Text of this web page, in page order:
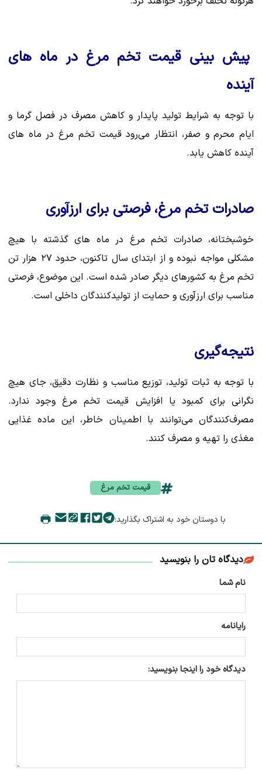
پیش بینی قیمت تخم مرغ در ماه های
آینده
با توجه به شرایط تولید پایدار و کاهش مصرف در فصل گرما و
ایام محرم و صفر، انتظار می‌رود قیمت تخم مرغ در ماه های
آینده کاهش یابد.
صادرات تخم مرغ، فرصتی برای ارزآوری
خوشبختانه، صادرات تخم مرغ در ماه های گذشته با هیچ
مشکلی مواجه نبوده و از ابتدای سال تاکنون، حدود ۲۷ هزار تن
تخم مرغ به کشورهای دیگر صادر شده است. این موضوع، فرصتی
مناسب برای ارزآوری و حمایت از تولیدکنندگان داخلی است.
نتیجه‌گیری
با توجه به ثبات تولید، توزیع مناسب و نظارت دقیق، جای هیچ
نگرانی برای کمبود یا افزایش قیمت تخم مرغ وجود ندارد.
مصرف‌کنندگان می‌توانند با اطمینان خاطر، این ماده غذایی
مغذی را تهیه و مصرف کنند.
قیمت تخم مرغ
با دوستان خود به اشتراک بگذارید:
دیدگاه تان را بنویسید
نام شما
رایانامه
دیدگاه خود را اینجا بنویسید: